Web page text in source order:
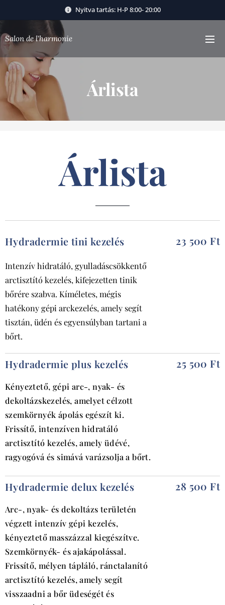
Nyitva tartás: H-P 8:00- 20:00
Salon de l'harmonie
Árlista
Árlista
Hydradermie tini kezelés
Intenzív hidratáló, gyulladáscsökkentő
arctisztító kezelés, kifejezetten tinik
bőrére szabva. Kíméletes, mégis
hatékony gépi arckezelés, amely segít
tisztán, üdén és egyensúlyban tartani a
bőrt.
23 500 Ft
Hydradermie plus kezelés
Kényeztető, gépi arc-, nyak- és
dekoltázskezelés, amelyet célzott
szemkörnyék ápolás egészít ki.
Frissítő, intenzíven hidratáló
arctisztító kezelés, amely üdévé,
ragyogóvá és simává varázsolja a bőrt.
25 500 Ft
Hydradermie delux kezelés
Arc-, nyak- és dekoltázs területén
végzett intenzív gépi kezelés,
kényeztető masszázzal kiegészítve.
Szemkörnyék- és ajakápolással.
Frissítő, mélyen tápláló, ránctalanító
arctisztító kezelés, amely segít
visszaadni a bőr üdeségét és
28 500 Ft